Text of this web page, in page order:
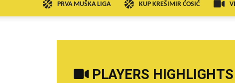
PRVA MUŠKA LIGA KUP KREŠIMIR ĆOSIĆ
PLAYERS